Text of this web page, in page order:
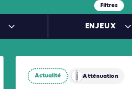
Filtres
ENJEUX
Actualité Atténuation